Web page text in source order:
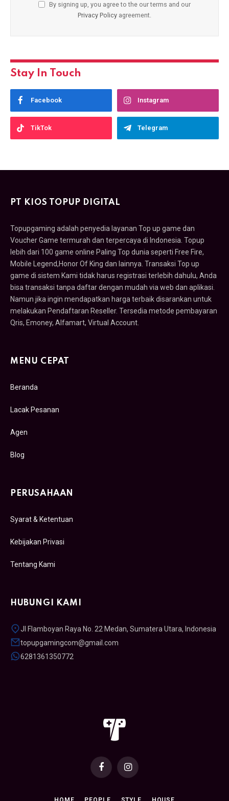
By signing up, you agree to the our terms and our
Privacy Policy agreement.
Stay In Touch
Facebook Instagram
TikTok Telegram
PT KIOS TOPUP DIGITAL
Topupgaming adalah penyedia layanan Top up game dan
Voucher Game termurah dan terpercaya di Indonesia. Topup
lebih dari 100 game online Paling Top dunia seperti Free Fire,
Mobile Legend,Honor Of King dan lainnya. Transaksi Top up
game di sistem Kami tidak harus registrasi terlebih dahulu, Anda
bisa transaksi tanpa daftar dengan mudah via web dan aplikasi.
Namun jika ingin mendapatkan harga terbaik disarankan untuk
melakukan Pendaftaran Reseller. Tersedia metode pembayaran
Qris, Emoney, Alfamart, Virtual Account.
MENU CEPAT
Beranda
Lacak Pesanan
Agen
Blog
PERUSAHAAN
Syarat & Ketentuan
Kebijakan Privasi
Tentang Kami
HUBUNGI KAMI
Jl Flamboyan Raya No. 22 Medan, Sumatera Utara, Indonesia
topupgamingcom@gmail.com
6281361350772
FacebookInstagram